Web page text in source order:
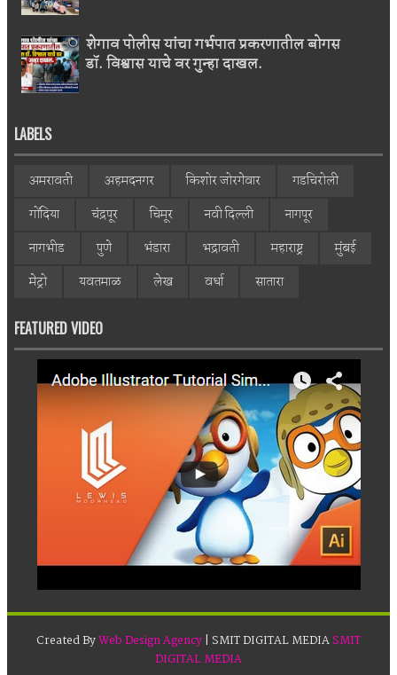
शेगाव पोलीस यांचा गर्भपात प्रकरणातील बोगस
डॉ. विश्वास याचे वर गुन्हा दाखल.
LABELS
अमरावती अहमदनगर किशोर जोरगेवार
गडचिरोली
गोंदिया
चंद्रपूर चिमूर नवी दिल्ली
नागपूर
नागभीड
पुणे भंडारा भद्रावती महाराष्ट्र
मुंबई
मेट्रो
यवतमाळ लेख वर्धा सातारा
FEATURED VIDEO
Created ByWeb Design Agency| SMIT DIGITAL MEDIASMIT
DIGITAL MEDIA